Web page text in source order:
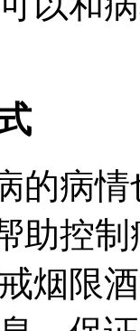
的病
助控
烟限